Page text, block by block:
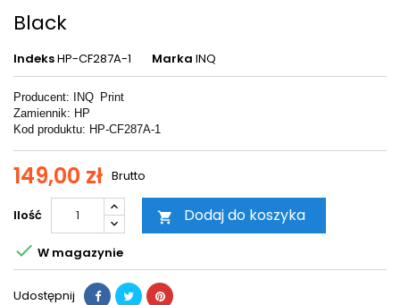
Black
IndeksHP-CF287A-1 Marka INQ
Producent: INQ Print
Zamiennik: HP
Kod produktu: HP-CF287A-1
149,00 zł Brutto
Ilość  Dodaj do koszyka
 W magazynie
Udostępnij